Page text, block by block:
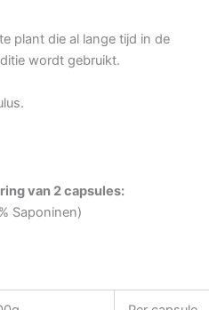
plant die al lange tijd in de
wordt gebruikt.
van 2 capsules:
Saponinen)